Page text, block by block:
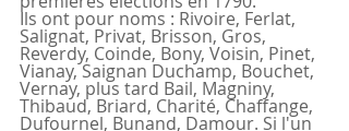
Ils ont pour noms : Rivoire, Ferlat,
Salignat, Privat, Brisson, Gros,
Reverdy, Coinde, Bony, Voisin, Pinet,
Vianay, Saignan Duchamp, Bouchet,
Vernay, plus tard Bail, Magniny,
Thibaud, Briard, Charité, Chaffange,
Dufournel, Bunand, Damour. Si l'un